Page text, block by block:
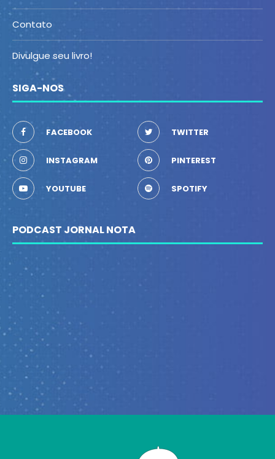
Contato
Divulgue seu livro!
SIGA-NOS
FACEBOOK TWITTER
INSTAGRAM PINTEREST
YOUTUBE SPOTIFY
PODCAST JORNAL NOTA